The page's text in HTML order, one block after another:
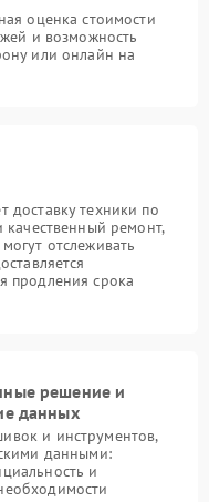
оценка стоимости
и возможность
или онлайн на
доставку техники по
качественный ремонт,
отслеживать
продления срока
решение и
данных
и инструментов,
данными:
и